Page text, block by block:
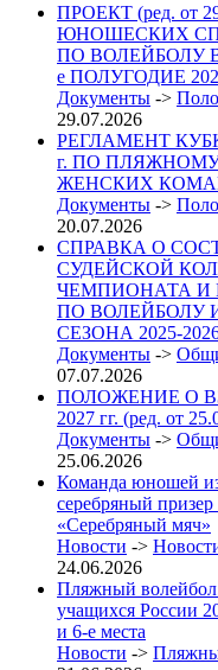
ПРОЕКТ (ред. от
ЮНОШЕСКИХ
ПО ВОЛЕЙБОЛУ
е ПОЛУГОДИЕ
Документы ->
29.07.2026
РЕГЛАМЕНТ
г. ПО
ЖЕНСКИХ
Документы ->
20.07.2026
СПРАВКА О
СУДЕЙСКОЙ
ЧЕМПИОНАТА И
ПО ВОЛЕЙБОЛУ
СЕЗОНА 2025-2026
Документы ->
07.07.2026
ПОЛОЖЕНИЕ О
2027 гг. (ред. от
Документы ->
25.06.2026
Команда юношей
серебряный
«Серебряный мяч»
Новости ->
24.06.2026
Пляжный
учащихся России
и 6-е места
Новости ->